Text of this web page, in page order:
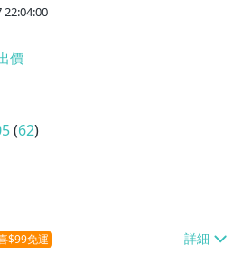
價
(62)
$99免運